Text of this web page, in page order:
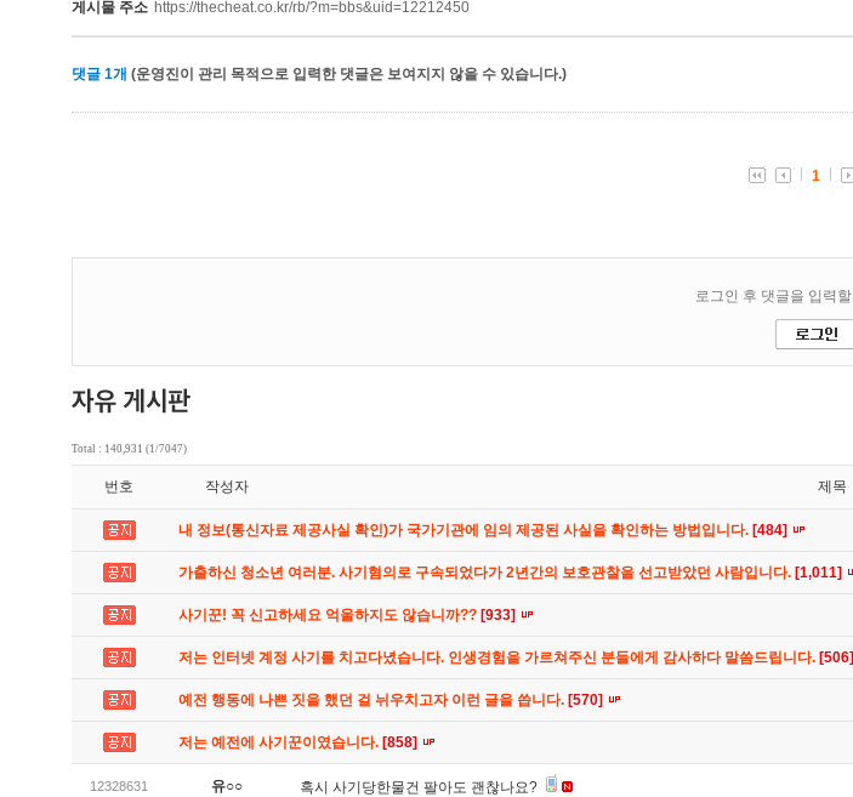
게시물 주소 https://thecheat.co.kr/rb/?m=bbs&uid=12212450
댓글 1개 (운영진이 관리 목적으로 입력한 댓글은 보여지지 않을 수 있습니다.)
Total : 140,931 (1/7047)
번호 작성자 제목
내 정보(통신자료 제공사실 확인)가 국가기관에 임의 제공된 사실을 확인하는 방법입니다. [484]
가출하신 청소년 여러분. 사기혐의로 구속되었다가 2년간의 보호관찰을 선고받았던 사람입니다. [1,011]
사기꾼! 꼭 신고하세요 억울하지도 않습니까?? [933]
저는 인터넷 계정 사기를 치고다녔습니다. 인생경험을 가르쳐주신 분들에게 감사하다 말씀드립니다. [506]
예전 행동에 나쁜 짓을 했던 걸 뉘우치고자 이런 글을 씁니다. [570]
저는 예전에 사기꾼이였습니다. [858]
12328631 유○○ 혹시 사기당한물건 팔아도 괜찮나요?